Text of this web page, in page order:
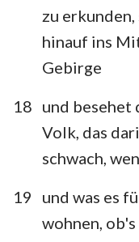
zu
hinauf ins
Gebirge
18 und besehet
Volk, das
schwach,
19
und was es
wohnen,